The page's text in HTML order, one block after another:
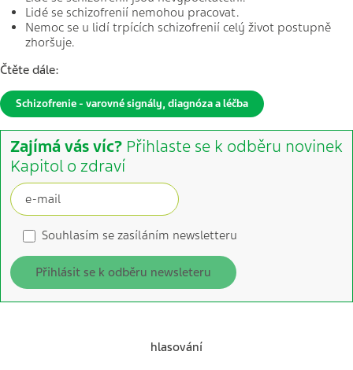
Lidé se schizofrenií nemohou pracovat.
Nemoc se u lidí trpících schizofrenií celý život postupně
zhoršuje.
Čtěte dále:
Schizofrenie - varovné signály, diagnóza a léčba
Zajímá vás víc? Přihlaste se k odběru novinek
Kapitol o zdraví
Souhlasím se zasíláním newsletteru
Přihlásit se k odběru newsleteru
hlasování